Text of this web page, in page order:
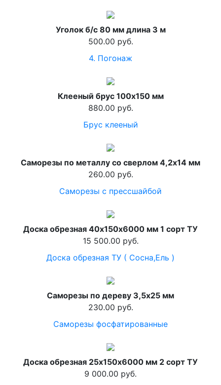
Уголок б/с 80 мм длина 3 м
500.00 руб.
4. Погонаж
Клееный брус 100х150 мм
880.00 руб.
Брус клееный
Саморезы по металлу со сверлом 4,2х14 мм
260.00 руб.
Саморезы с прессшайбой
Доска обрезная 40х150х6000 мм 1 сорт ТУ
15 500.00 руб.
Доска обрезная ТУ ( Сосна,Ель )
Саморезы по дереву 3,5х25 мм
230.00 руб.
Саморезы фосфатированные
Доска обрезная 25х150х6000 мм 2 сорт ТУ
9 000.00 руб.